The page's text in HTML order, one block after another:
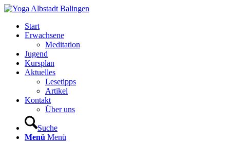
Start
Erwachsene
Meditation
Jugend
Kursplan
Aktuelles
Lesetipps
Artikel
Kontakt
Über uns
Suche
Menü Menü